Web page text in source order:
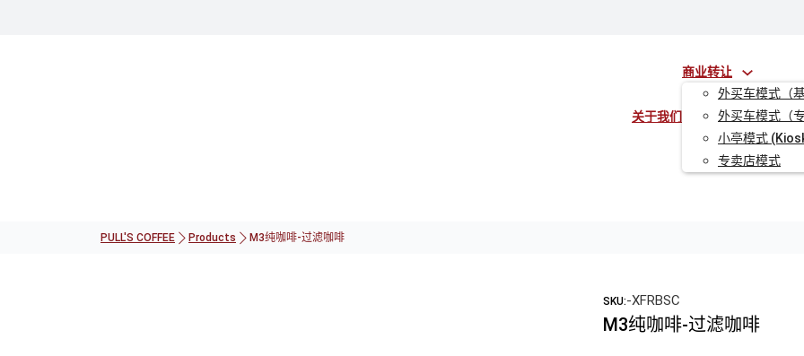
关于我们
商业转让
外买车模式（基
外买车模式（专
小亭模式
专卖店模式
PULL'S COFFEE Products M3纯咖啡-过滤咖啡
SKU:-XFRBSC
M3纯咖啡-过滤咖啡